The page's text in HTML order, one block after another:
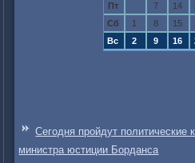
Пт
7 14
Сб
1 8 15
Вс
2 9 16
Сегодня пройдут политические
министра юстиции Борданса